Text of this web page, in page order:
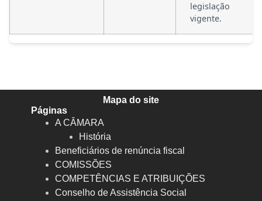
legislação
vigente.
Mapa do site
Páginas
A CÂMARA
História
Beneficiários de renúncia fiscal
COMISSÕES
COMPETÊNCIAS E ATRIBUIÇÕES
Conselho de Assistência Social